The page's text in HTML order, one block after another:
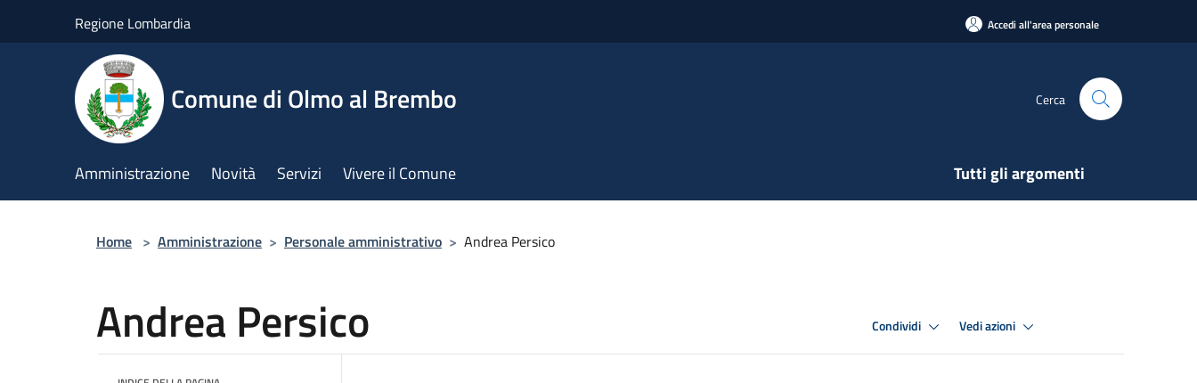
Regione Lombardia Accedi all'area personale
Comune di Olmo al Brembo Cerca
Amministrazione Novità Servizi Vivere il Comune Tutti gli argomenti
Home > Amministrazione > Personale amministrativo > Andrea Persico
Andrea Persico Condividi Vedi azioni